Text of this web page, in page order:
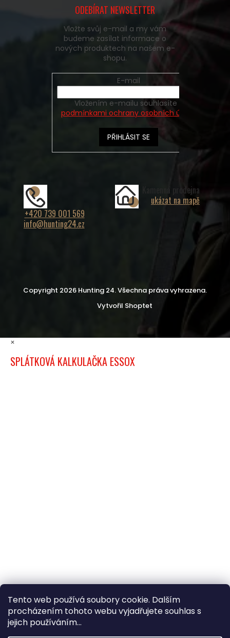
Tento web používá soubory cookie. Dalším
procházením tohoto webu vyjadřujete souhlas s
jejich používáním...
ODEBÍRAT NEWSLETTER
Vložte svůj e-mail a my vám
budeme zasílat informace o
nových produktech na našem e-
shopu.
E-mail
podmínkami ochrany osobních údajů
PŘIHLÁSIT SE
+420 739 001 569
info@hunting24.cz
Kamenná prodejna
ukázat na mapě
Vytvořil Shoptet
Copyright 2026 Hunting 24. Všechna práva vyhrazena.
×
SPLÁTKOVÁ KALKULAČKA ESSOX
×
Hledáte nejvýhodnější cenu? Získáte jí
pomocíregistrace